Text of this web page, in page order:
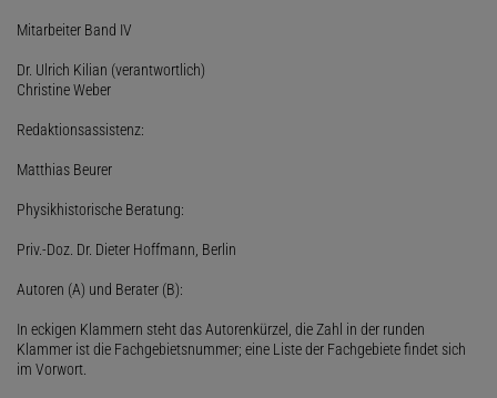
Mitarbeiter Band IV
Dr. Ulrich Kilian (verantwortlich)
Christine Weber
Redaktionsassistenz:
Matthias Beurer
Physikhistorische Beratung:
Priv.-Doz. Dr. Dieter Hoffmann, Berlin
Autoren (A) und Berater (B):
In eckigen Klammern steht das Autorenkürzel, die Zahl in der runden
Klammer ist die Fachgebietsnummer; eine Liste der Fachgebiete findet sich
im Vorwort.